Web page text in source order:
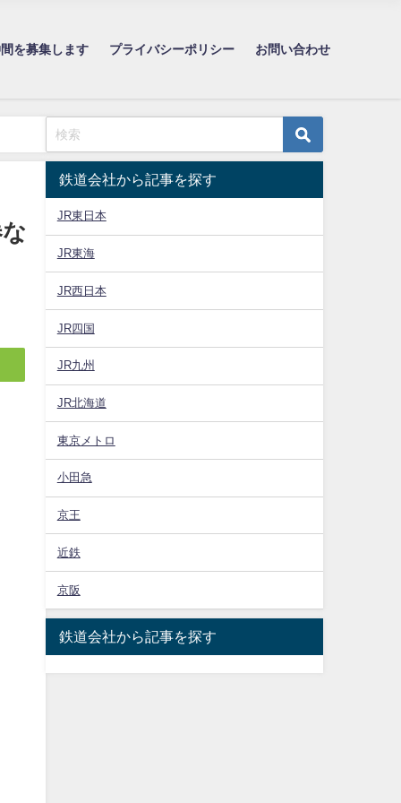
を募集します プライバシーポリシー お問い合わせ
鉄道会社から記事を探す
JR東日本
JR東海
JR西日本
JR四国
JR九州
JR北海道
東京メトロ
小田急
京王
近鉄
京阪
鉄道会社から記事を探す